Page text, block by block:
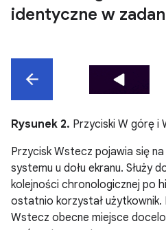
identyczne w
Rysunek 2. Przyciski W górę i
Przycisk Wstecz pojawia się
systemu u dołu ekranu. Służy
kolejności chronologicznej po
ostatnio korzystał użytkownik.
Wstecz obecne miejsce